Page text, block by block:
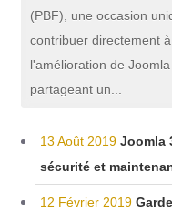
(PBF), une occasion
contribuer directement à
l'amélioration de
partageant un...
13 Août 2019 Joomla
sécurité et
12 Février 2019